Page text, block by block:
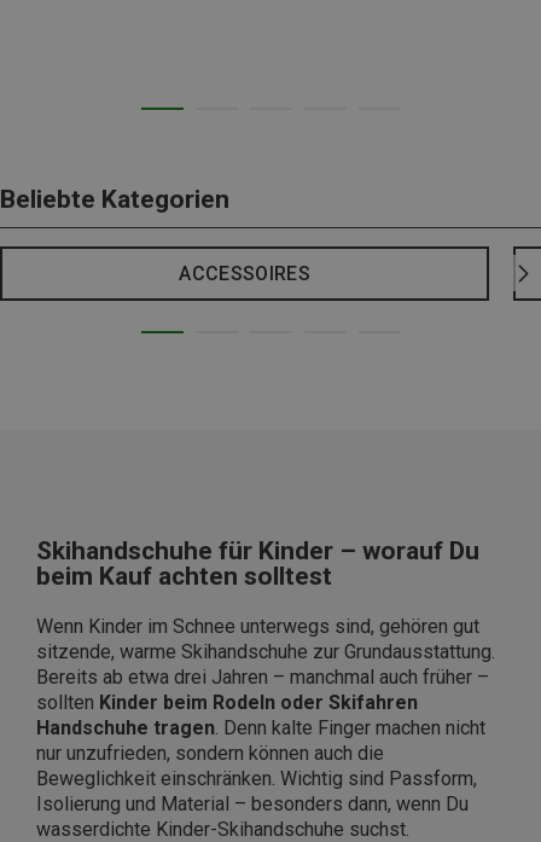
Beliebte Kategorien
ACCESSOIRES
Skihandschuhe für Kinder – worauf Du
beim Kauf achten solltest
Wenn Kinder im Schnee unterwegs sind, gehören gut
sitzende, warme Skihandschuhe zur Grundausstattung.
Bereits ab etwa drei Jahren – manchmal auch früher –
sollten Kinder beim Rodeln oder Skifahren
Handschuhe tragen. Denn kalte Finger machen nicht
nur unzufrieden, sondern können auch die
Beweglichkeit einschränken. Wichtig sind Passform,
Isolierung und Material – besonders dann, wenn Du
wasserdichte Kinder-Skihandschuhe suchst.